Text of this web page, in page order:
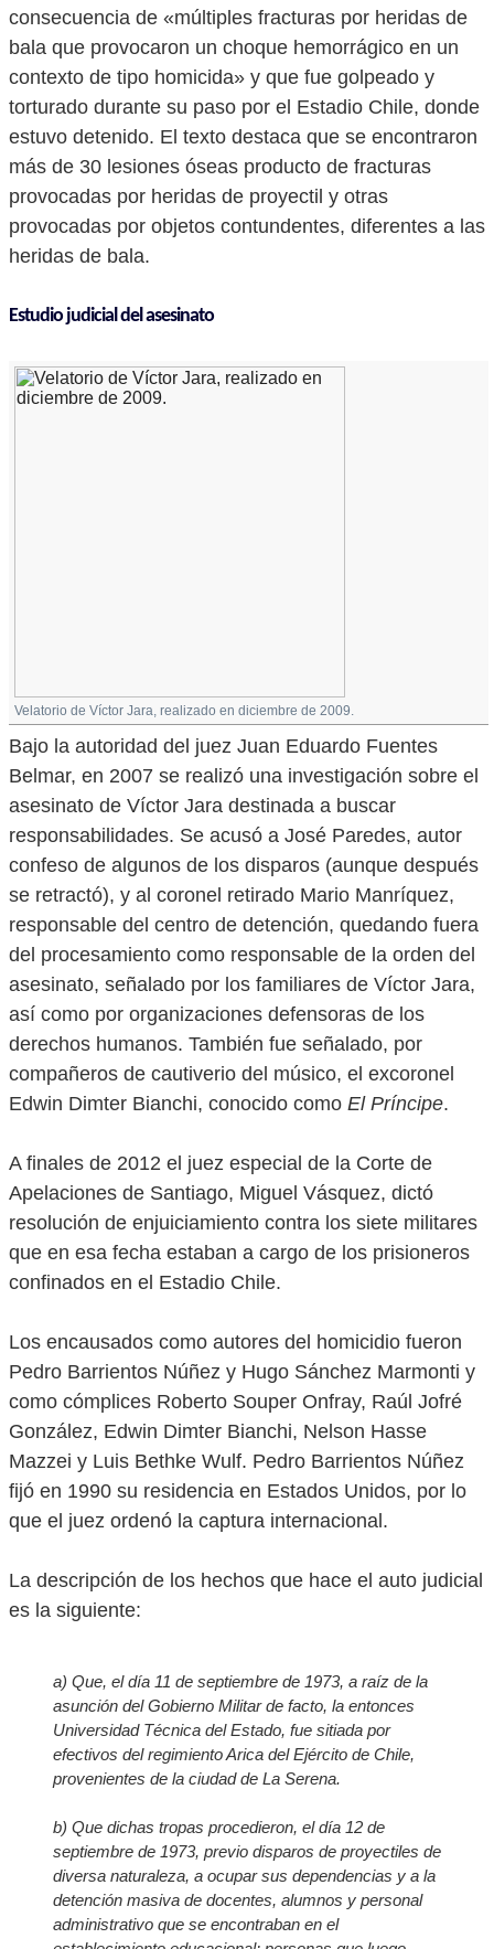
consecuencia de «múltiples fracturas por heridas de
bala que provocaron un choque hemorrágico en un
contexto de tipo homicida» y que fue golpeado y
torturado durante su paso por el Estadio Chile, donde
estuvo detenido. El texto destaca que se encontraron
más de 30 lesiones óseas producto de fracturas
provocadas por heridas de proyectil y otras
provocadas por objetos contundentes, diferentes a las
heridas de bala.
Estudio judicial del asesinato
Velatorio de Víctor Jara, realizado en diciembre de 2009.
Bajo la autoridad del juez Juan Eduardo Fuentes
Belmar, en 2007 se realizó una investigación sobre el
asesinato de Víctor Jara destinada a buscar
responsabilidades. Se acusó a José Paredes, autor
confeso de algunos de los disparos (aunque después
se retractó), y al coronel retirado Mario Manríquez,
responsable del centro de detención, quedando fuera
del procesamiento como responsable de la orden del
asesinato, señalado por los familiares de Víctor Jara,
así como por organizaciones defensoras de los
derechos humanos. También fue señalado, por
compañeros de cautiverio del músico, el excoronel
Edwin Dimter Bianchi, conocido como El Príncipe.
A finales de 2012 el juez especial de la Corte de
Apelaciones de Santiago, Miguel Vásquez, dictó
resolución de enjuiciamiento contra los siete militares
que en esa fecha estaban a cargo de los prisioneros
confinados en el Estadio Chile.
Los encausados como autores del homicidio fueron
Pedro Barrientos Núñez y Hugo Sánchez Marmonti y
como cómplices Roberto Souper Onfray, Raúl Jofré
González, Edwin Dimter Bianchi, Nelson Hasse
Mazzei y Luis Bethke Wulf. Pedro Barrientos Núñez
fijó en 1990 su residencia en Estados Unidos, por lo
que el juez ordenó la captura internacional.
La descripción de los hechos que hace el auto judicial
es la siguiente:
a) Que, el día 11 de septiembre de 1973, a raíz de la
asunción del Gobierno Militar de facto, la entonces
Universidad Técnica del Estado, fue sitiada por
efectivos del regimiento Arica del Ejército de Chile,
provenientes de la ciudad de La Serena.
b) Que dichas tropas procedieron, el día 12 de
septiembre de 1973, previo disparos de proyectiles de
diversa naturaleza, a ocupar sus dependencias y a la
detención masiva de docentes, alumnos y personal
administrativo que se encontraban en el